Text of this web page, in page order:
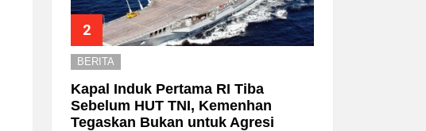
BERITA
Kapal Induk Pertama RI Tiba
Sebelum HUT TNI, Kemenhan
Tegaskan Bukan untuk Agresi